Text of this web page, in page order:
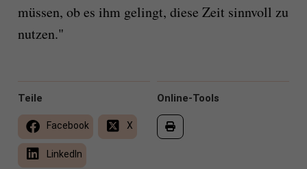
müssen, ob es ihm gelingt, diese Zeit sinnvoll zu
nutzen."
Online-Tools
Teile
Facebook X
LinkedIn